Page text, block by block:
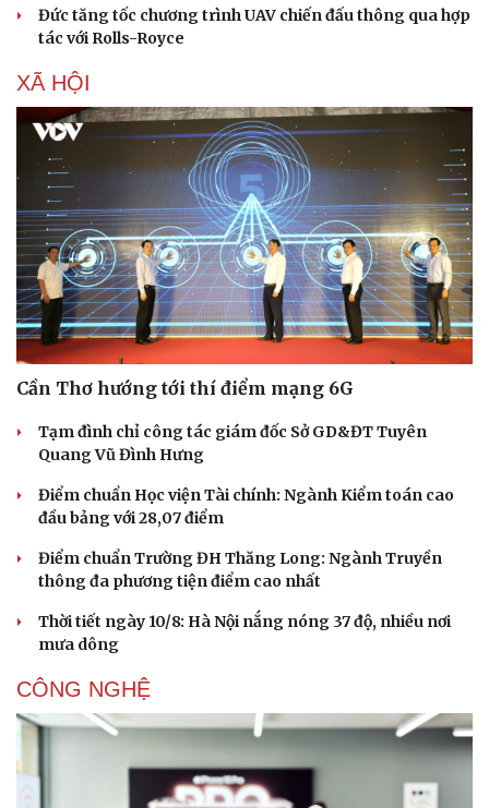
Đức tăng tốc chương trình UAV chiến đấu thông qua hợp
tác với Rolls-Royce
XÃ HỘI
Cần Thơ hướng tới thí điểm mạng 6G
Tạm đình chỉ công tác giám đốc Sở GD&ĐT Tuyên
Quang Vũ Đình Hưng
Điểm chuẩn Học viện Tài chính: Ngành Kiểm toán cao
đầu bảng với 28,07 điểm
Điểm chuẩn Trường ĐH Thăng Long: Ngành Truyền
thông đa phương tiện điểm cao nhất
Thời tiết ngày 10/8: Hà Nội nắng nóng 37 độ, nhiều nơi
mưa dông
CÔNG NGHỆ